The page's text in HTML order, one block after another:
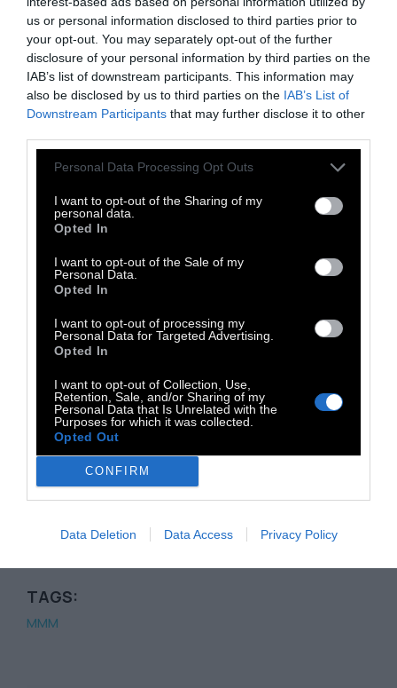
us or personal information disclosed to third parties prior to
your opt-out. You may separately opt-out of the further
disclosure of your personal information by third parties on the
IAB’s list of downstream participants. This information may
also be disclosed by us to third parties on the IAB’s List of
Downstream Participants that may further disclose it to other
Personal Data Processing Opt Outs
I want to opt-out of the Sharing of my
personal data.
Opted In
I want to opt-out of the Sale of my
Personal Data.
Opted In
I want to opt-out of processing my
Personal Data for Targeted Advertising.
Opted In
I want to opt-out of Collection, Use,
Retention, Sale, and/or Sharing of my
Personal Data that Is Unrelated with the
Purposes for which it was collected.
Opted Out
CONFIRM
Data Deletion Data Access Privacy Policy
Ζωγράφου
703 Πειραιάς – Αγ. Ανάργυροι – Αγ.
Ελευθέριος(μέσω Θηβών)
842 Πέραμα – Στ. Κορυδαλλός
049 Πειραιάς – Ομόνοια
Β11 Πλ. Βάθη – Ίλιον – Πετρούπολη
Β12 Στ. Αττική – Άνω Λιόσια
040 Πειραιάς – Σύνταγμα
11 Άνω Πατήσια – Νέο Παγκράτι – Νέα
Ελβετία
Χ93 Στ. Υπεραστικών Λεωφορείων
Κηφισού – Αερολιμένας Αθηνών
Χ95 Σύνταγμα – Αερολιμένας Αθηνών
Χ96 Πειραιάς – Αερολιμένας Αθηνών
Χ97 Αερολιμένας Αθηνών – Στ. Ελληνικό
Οι μόνιμες γραμμές νυχτερινής λειτουργίας:
400 Πειραιάς – Στ. Δουκίσσης
Πλακεντίας
500 Πειραιάς – Κηφισιά
Χ14 Σύνταγμα – Κηφισιά
TAGS:
ΜΜΜ